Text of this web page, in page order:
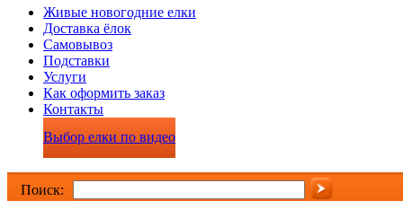
Живые новогодние елки
Доставка ёлок
Самовывоз
Подставки
Услуги
Как оформить заказ
Контакты
Выбор елки по видео
Поиск: